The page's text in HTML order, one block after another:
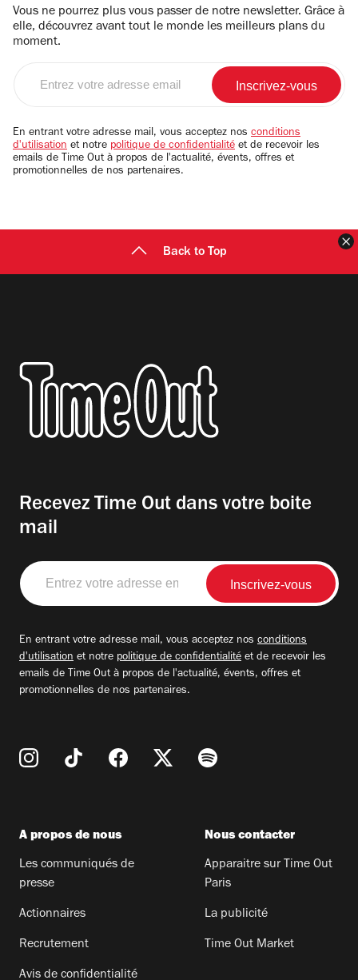
Vous ne pourrez plus vous passer de notre newsletter. Grâce à
elle, découvrez avant tout le monde les meilleurs plans du
moment.
email
En entrant votre adresse mail, vous acceptez nos conditions
d'utilisation et notre politique de confidentialité et de recevoir les
emails de Time Out à propos de l'actualité, évents, offres et
promotionnelles de nos partenaires.
Back to Top
Recevez Time Out dans votre boite
mail
Entrez
votre
adresse
En entrant votre adresse mail, vous acceptez nos conditions
d'utilisation et notre politique de confidentialité et de recevoir les
emails de Time Out à propos de l'actualité, évents, offres et
promotionnelles de nos partenaires.
A propos de nous
Les communiqués de
presse
Actionnaires
Recrutement
Avis de confidentialité
Nous contacter
Apparaitre sur Time Out
Paris
La publicité
Time Out Market